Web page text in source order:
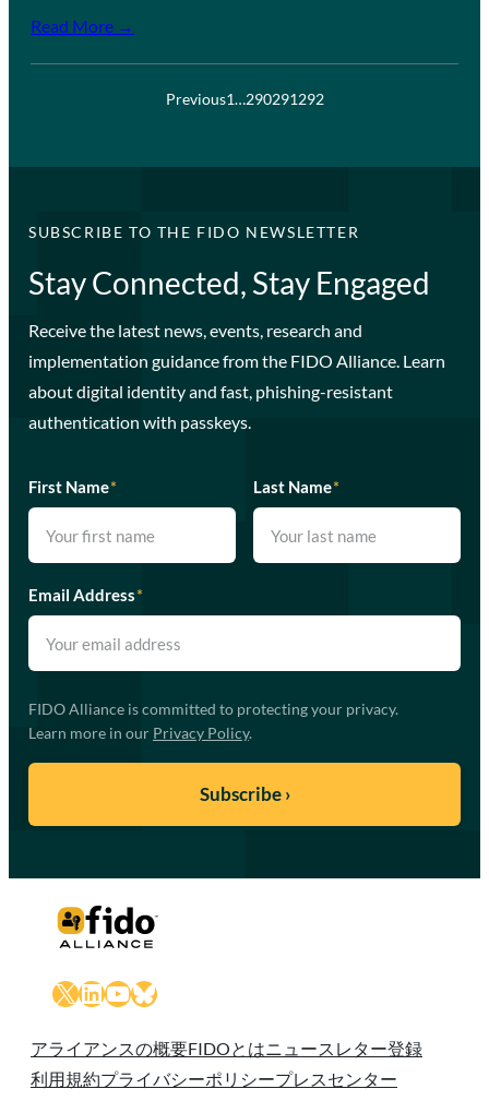
Read More →
Previous1…290291292
SUBSCRIBE TO THE FIDO NEWSLETTER
Stay Connected, Stay Engaged
Receive the latest news, events, research and
implementation guidance from the FIDO Alliance. Learn
about digital identity and fast, phishing-resistant
authentication with passkeys.
First Name* Last Name*
Email Address*
FIDO Alliance is committed to protecting your privacy.
Learn more in our Privacy Policy.
X LinkedIn
YouTube
Bluesky
アライアンスの概要FIDOとは ニュースレター登録
利用規約プライバシーポリシープレスセンター